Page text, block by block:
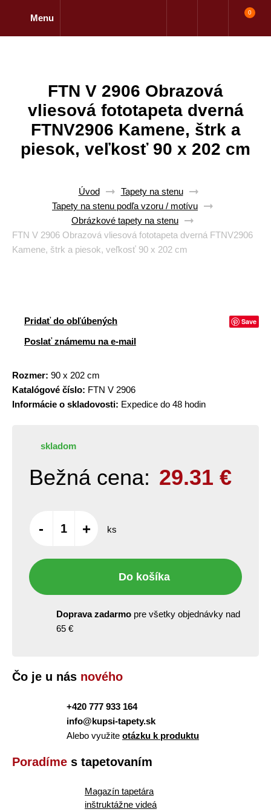
Menu
0
FTN V 2906 Obrazová
vliesová fototapeta dverná
FTNV2906 Kamene, štrk a
piesok, veľkosť 90 x 202 cm
Úvod
Tapety na stenu
Tapety na stenu podľa vzoru / motívu
Obrázkové tapety na stenu
FTN V 2906 Obrazová vliesová fototapeta dverná FTNV2906
Kamene, štrk a piesok, veľkosť 90 x 202 cm
Pridať do obľúbených Save
Poslať známemu na e-mail
Rozmer: 90 x 202 cm
Katalógové číslo: FTN V 2906
Informácie o skladovosti: Expedice do 48 hodin
skladom
Bežná cena: 29.31 €
- + ks
Do košíka
Doprava zadarmo pre všetky objednávky nad
65 €
Čo je u nás nového
+420 777 933 164
info@kupsi-tapety.sk
Alebo využite otázku k produktu
Poradíme s tapetovaním
Magazín tapetára
inštruktážne videá